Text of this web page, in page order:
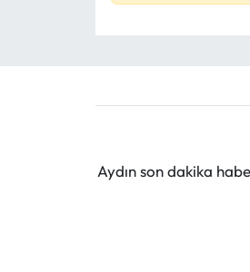
Aydın son dakika